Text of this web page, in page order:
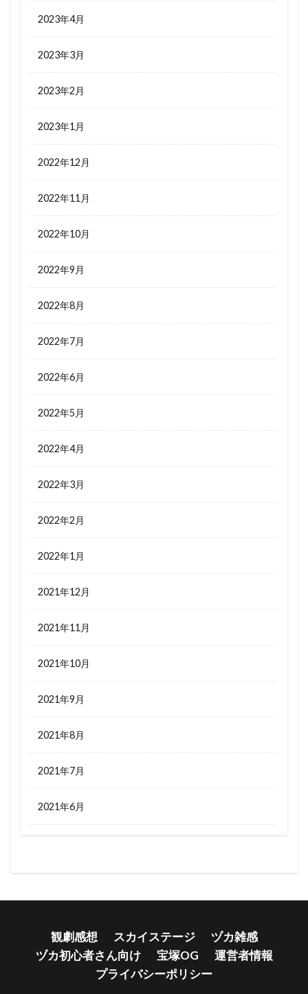
2023年4月
2023年3月
2023年2月
2023年1月
2022年12月
2022年11月
2022年10月
2022年9月
2022年8月
2022年7月
2022年6月
2022年5月
2022年4月
2022年3月
2022年2月
2022年1月
2021年12月
2021年11月
2021年10月
2021年9月
2021年8月
2021年7月
2021年6月
観劇感想 スカイステージ
ヅカ雑感
ヅカ初心者さん向け
宝塚OG
運営者情報
プライバシーポリシー